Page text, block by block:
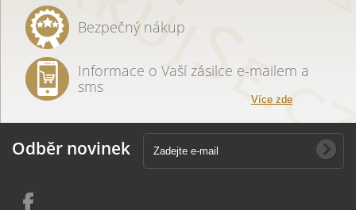
Bezpečný nákup
Informace o Vaší zásilce e-mailem a
sms
Více zde
Odběr novinek